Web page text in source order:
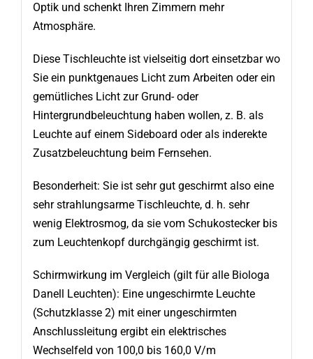
Optik und schenkt Ihren Zimmern mehr
Atmosphäre.
Diese Tischleuchte ist vielseitig dort einsetzbar wo
Sie ein punktgenaues Licht zum Arbeiten oder ein
gemütliches Licht zur Grund- oder
Hintergrundbeleuchtung haben wollen, z. B. als
Leuchte auf einem Sideboard oder als inderekte
Zusatzbeleuchtung beim Fernsehen.
Besonderheit: Sie ist sehr gut geschirmt also eine
sehr strahlungsarme Tischleuchte, d. h. sehr
wenig Elektrosmog, da sie vom Schukostecker bis
zum Leuchtenkopf durchgängig geschirmt ist.
Schirmwirkung im Vergleich (gilt für alle Biologa
Danell Leuchten): Eine ungeschirmte Leuchte
(Schutzklasse 2) mit einer ungeschirmten
Anschlussleitung ergibt ein elektrisches
Wechselfeld von 100,0 bis 160,0 V/m